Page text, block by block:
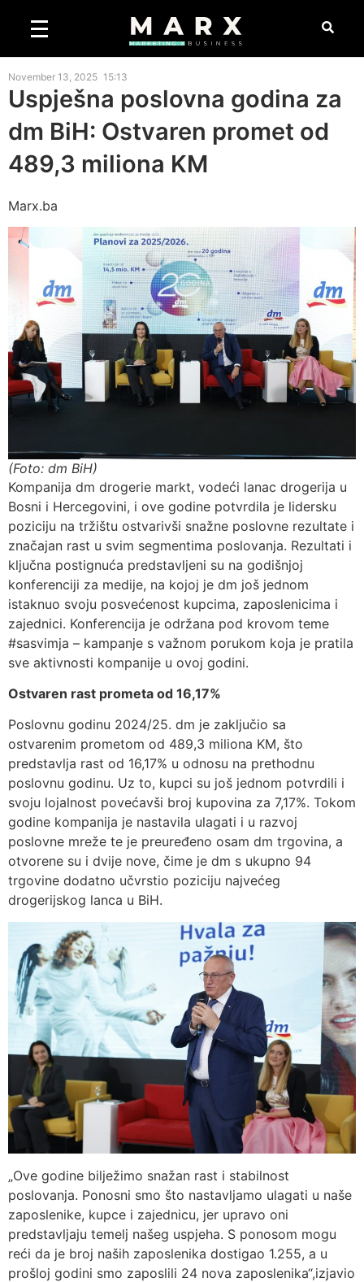
November 13, 2025 15:13
Uspješna poslovna godina za
dm BiH: Ostvaren promet od
489,3 miliona KM
Marx.ba
(Foto: dm BiH)
Kompanija dm drogerie markt, vodeći lanac drogerija u
Bosni i Hercegovini, i ove godine potvrdila je lidersku
poziciju na tržištu ostvarivši snažne poslovne rezultate i
značajan rast u svim segmentima poslovanja. Rezultati i
ključna postignuća predstavljeni su na godišnjoj
konferenciji za medije, na kojoj je dm još jednom
istaknuo svoju posvećenost kupcima, zaposlenicima i
zajednici. Konferencija je održana pod krovom teme
#sasvimja – kampanje s važnom porukom koja je pratila
sve aktivnosti kompanije u ovoj godini.
Ostvaren rast prometa od 16,17%
Poslovnu godinu 2024/25. dm je zaključio sa
ostvarenim prometom od 489,3 miliona KM, što
predstavlja rast od 16,17% u odnosu na prethodnu
poslovnu godinu. Uz to, kupci su još jednom potvrdili i
svoju lojalnost povećavši broj kupovina za 7,17%. Tokom
godine kompanija je nastavila ulagati i u razvoj
poslovne mreže te je preuređeno osam dm trgovina, a
otvorene su i dvije nove, čime je dm s ukupno 94
trgovine dodatno učvrstio poziciju najvećeg
drogerijskog lanca u BiH.
„Ove godine bilježimo snažan rast i stabilnost
poslovanja. Ponosni smo što nastavljamo ulagati u naše
zaposlenike, kupce i zajednicu, jer upravo oni
predstavljaju temelj našeg uspjeha. S ponosom mogu
reći da je broj naših zaposlenika dostigao 1.255, a u
prošloj godini smo zaposlili 24 nova zaposlenika“,izjavio